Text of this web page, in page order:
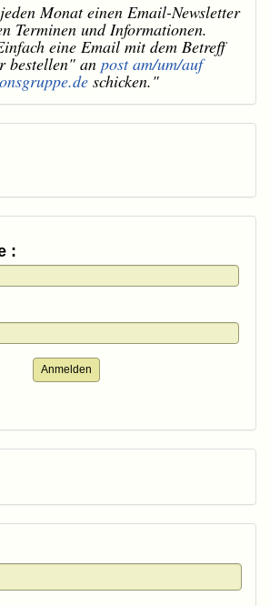
Monat einen Email-Newsletter
Terminen und Informationen.
eine Email mit dem Betreff
bestellen" an post am/um/auf
schicken."
Benutzername :
Anmelden